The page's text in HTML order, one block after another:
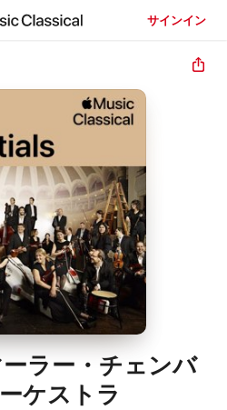
サインイン
ラー・チェンバ
ケストラ